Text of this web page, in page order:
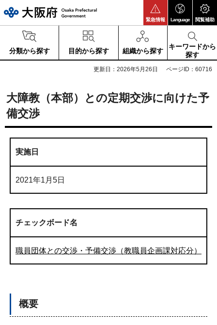
緊急情報 Language 閲覧補助
分類から探す 目的から探す 組織から探す
キーワードから
探す
更新日：2026年5月26日 ページID：60716
大障教（本部）との定期交渉に向けた予
備交渉
実施日
2021年1月5日
チェックボード名
職員団体との交渉・予備交渉（教職員企画課対応分）
概要